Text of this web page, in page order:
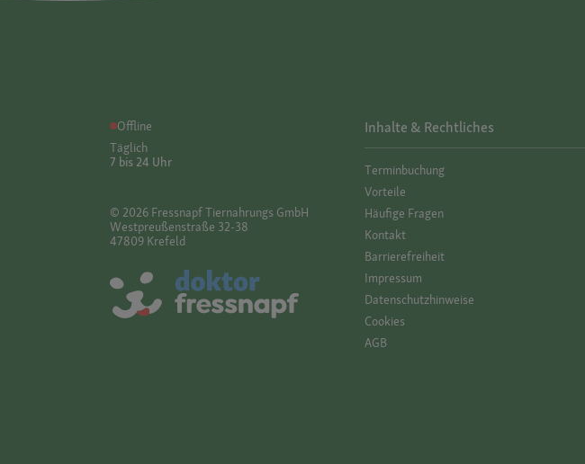
Offline
Täglich
7 bis 24 Uhr
© 2026 Fressnapf Tiernahrungs GmbH
Westpreußenstraße 32-38
47809 Krefeld
Inhalte & Rechtliches
Termin­buchung
Vorteile
Häufige Fragen
Kontakt
Barrierefreiheit
Impressum
Datenschutz­hinweise
Cookies
AGB